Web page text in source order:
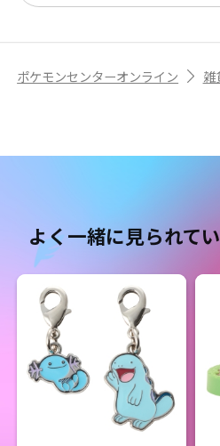
ポケモンセンターオンライン 雑
よく一緒に見られて